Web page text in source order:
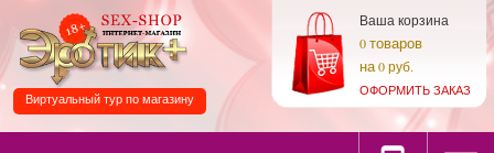
Ваша корзина
0товаров
на0 руб.
ОФОРМИТЬ ЗАКАЗ
Виртуальный тур по магазину